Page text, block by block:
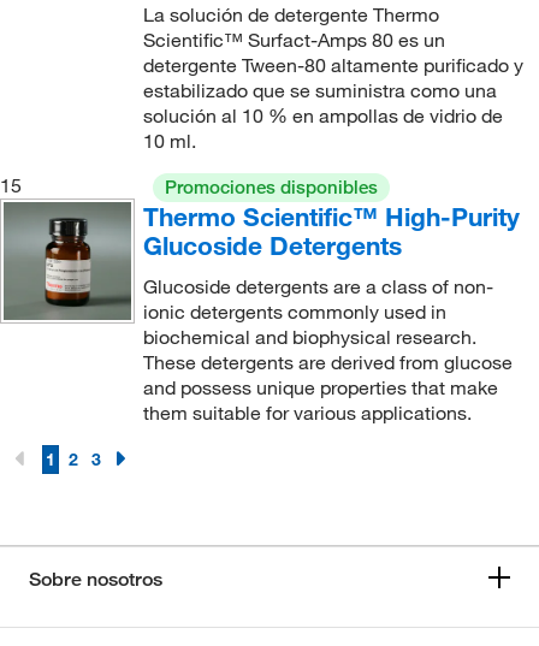
La solución de detergente Thermo
Scientific™ Surfact-Amps 80 es un
detergente Tween-80 altamente purificado y
estabilizado que se suministra como una
solución al 10 % en ampollas de vidrio de
10 ml.
15
Promociones disponibles
Thermo Scientific™ High-Purity
Glucoside Detergents
Glucoside detergents are a class of non-
ionic detergents commonly used in
biochemical and biophysical research.
These detergents are derived from glucose
and possess unique properties that make
them suitable for various applications.
1 2 3
Sobre nosotros